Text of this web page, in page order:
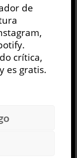
con mi
/ No tengo
de
crítica,
es gratis.